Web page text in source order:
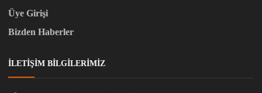
Üye Girişi
Bizden Haberler
İLETIŞIM BILGILERIMIZ